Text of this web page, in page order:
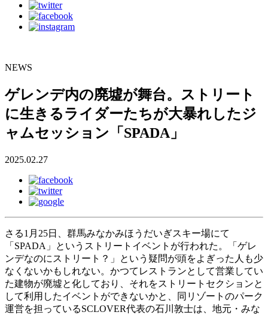
NEWS
ゲレンデ内の廃墟が舞台。ストリート
に生きるライダーたちが大暴れしたジ
ャムセッション「SPADA」
2025.02.27
さる1月25日、群馬みなかみほうだいぎスキー場にて
「SPADA」というストリートイベントが行われた。「ゲレ
ンデなのにストリート？」という疑問が頭をよぎった人も少
なくないかもしれない。かつてレストランとして営業してい
た建物が廃墟と化しており、それをストリートセクションと
して利用したイベントができないかと、同リゾートのパーク
運営を担っているSCLOVER代表の石川敦士は、地元・みな